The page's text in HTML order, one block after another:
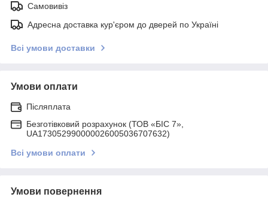
Самовивіз
Адресна доставка кур'єром до дверей по Україні
Всі умови доставки
Умови оплати
Післяплата
Безготівковий розрахунок (ТОВ «БІС 7»,
UA173052990000026005036707632)
Всі умови оплати
Умови повернення